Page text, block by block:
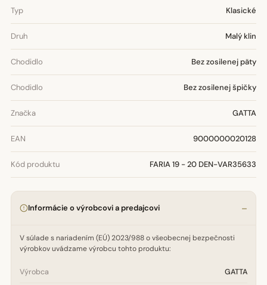
Typ Klasické
Druh Malý klin
Chodidlo Bez zosilenej päty
Chodidlo Bez zosilenej špičky
Značka GATTA
EAN 9000000020128
Kód produktu FARIA 19 - 20 DEN-VAR35633
Informácie o výrobcovi a predajcovi
V súlade s nariadením (EÚ) 2023/988 o všeobecnej bezpečnosti
výrobkov uvádzame výrobcu tohto produktu:
Výrobca GATTA